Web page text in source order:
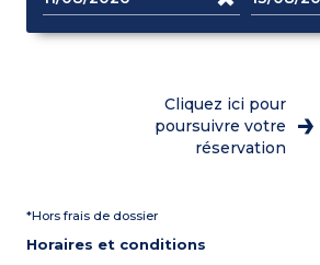
Cliquez ici pour
poursuivre votre
réservation
*Hors frais de dossier
Horaires et conditions